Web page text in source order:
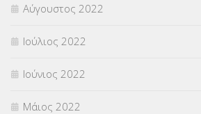
Αύγουστος 2022
Ιούλιος 2022
Ιούνιος 2022
Μάιος 2022